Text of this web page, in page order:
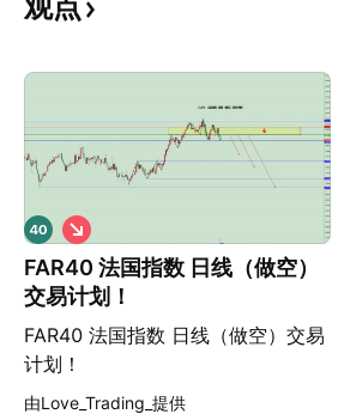
FAR40 法国指数 日线（做空）
交易计划！
FAR40 法国指数 日线（做空）交易
计划！
做
空
由Love_Trading_提供